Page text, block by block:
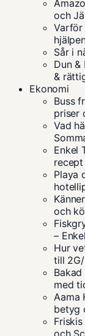
och
Varför
Sår i
Dun
&
Ekonomi
Buss
priser
Vad
Enkel
Playa
och
–
Hur
till
med
Aama
betyg
och